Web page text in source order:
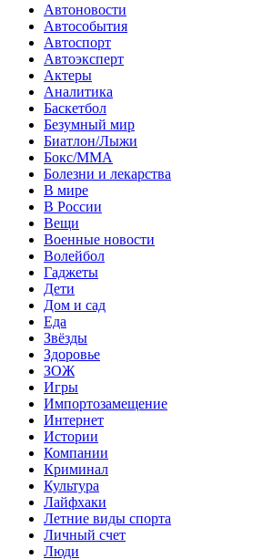
Автоновости
Автособытия
Автоспорт
Автоэксперт
Актеры
Аналитика
Баскетбол
Безумный мир
Биатлон/Лыжи
Бокс/MMA
Болезни и лекарства
В мире
В России
Вещи
Военные новости
Волейбол
Гаджеты
Дети
Дом и сад
Еда
Звёзды
Здоровье
ЗОЖ
Игры
Импортозамещение
Интернет
Истории
Компании
Криминал
Культура
Лайфхаки
Летние виды спорта
Личный счет
Люди